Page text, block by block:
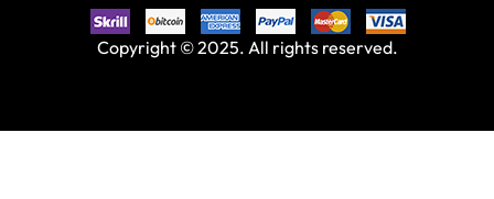
Copyright © 2025. All rights reserved.